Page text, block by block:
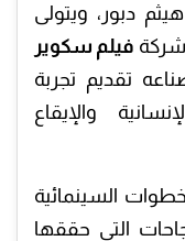
دبور، ويتولى
شركة فيلم سكوير
تقديم تجربة
والإيقاع
السينمائية
التي حققها